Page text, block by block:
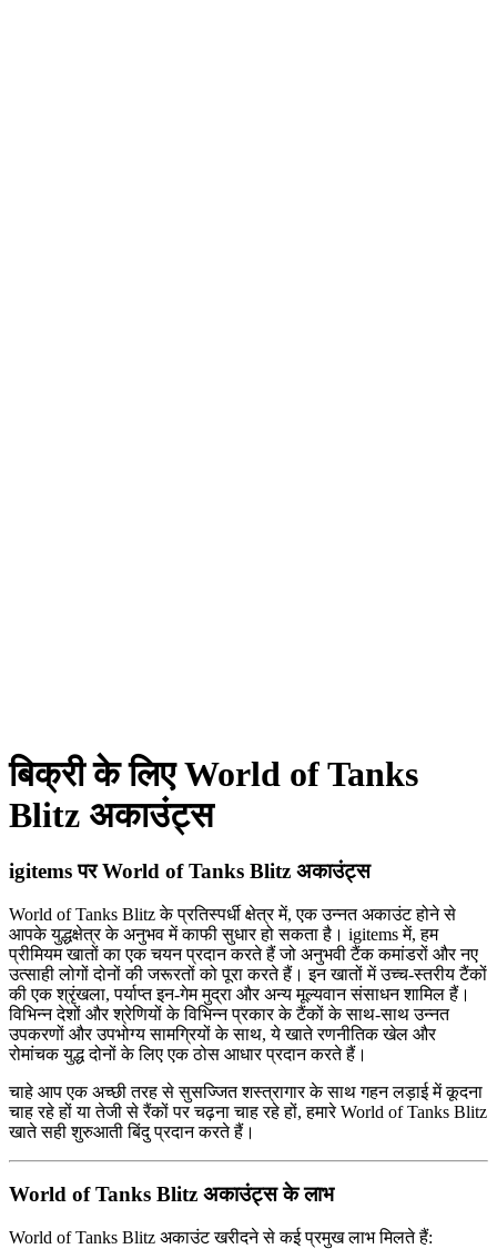
बिक्री के लिए World of Tanks
Blitz अकाउंट्स
igitems पर World of Tanks Blitz अकाउंट्स
World of Tanks Blitz के प्रतिस्पर्धी क्षेत्र में, एक उन्नत अकाउंट होने से
आपके युद्धक्षेत्र के अनुभव में काफी सुधार हो सकता है। igitems में, हम
प्रीमियम खातों का एक चयन प्रदान करते हैं जो अनुभवी टैंक कमांडरों और नए
उत्साही लोगों दोनों की जरूरतों को पूरा करते हैं। इन खातों में उच्च-स्तरीय टैंकों
की एक श्रृंखला, पर्याप्त इन-गेम मुद्रा और अन्य मूल्यवान संसाधन शामिल हैं।
विभिन्न देशों और श्रेणियों के विभिन्न प्रकार के टैंकों के साथ-साथ उन्नत
उपकरणों और उपभोग्य सामग्रियों के साथ, ये खाते रणनीतिक खेल और
रोमांचक युद्ध दोनों के लिए एक ठोस आधार प्रदान करते हैं।
चाहे आप एक अच्छी तरह से सुसज्जित शस्त्रागार के साथ गहन लड़ाई में कूदना
चाह रहे हों या तेजी से रैंकों पर चढ़ना चाह रहे हों, हमारे World of Tanks Blitz
खाते सही शुरुआती बिंदु प्रदान करते हैं।
World of Tanks Blitz अकाउंट्स के लाभ
World of Tanks Blitz अकाउंट खरीदने से कई प्रमुख लाभ मिलते हैं: